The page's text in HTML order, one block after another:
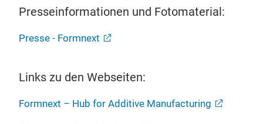
Presseinformationen und Fotomaterial:
Presse - Formnext
Links zu den Webseiten:
Formnext – Hub for Additive Manufacturing